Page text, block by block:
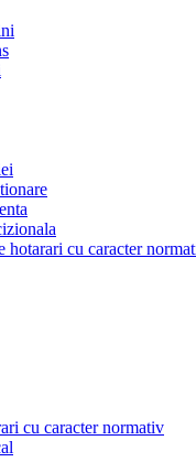
hotarari cu caracter
cu caracter normativ